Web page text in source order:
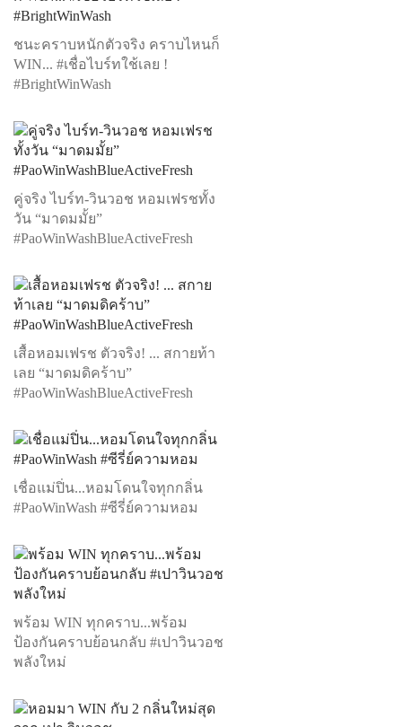
ชนะคราบหนักตัวจริง คราบไหนก็
WIN... #เชื่อไบร์ทใช้เลย !
#BrightWinWash
คู่จริง ไบร์ท-วินวอช หอมเฟรชทั้ง
วัน “มาดมมั้ย”
#PaoWinWashBlueActiveFresh
เสื้อหอมเฟรช ตัวจริง! ... สกายท้า
เลย “มาดมดิคร้าบ”
#PaoWinWashBlueActiveFresh
เชื่อแม่ปิ่น...หอมโดนใจทุกกลิ่น
#PaoWinWash #ซีรี่ย์ความหอม
พร้อม WIN ทุกคราบ...พร้อม
ป้องกันคราบย้อนกลับ #เปาวินวอช
พลังใหม่